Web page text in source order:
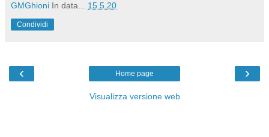
GMGhioni In data... 15.5.20
Condividi
‹ ›
Home page
Visualizza versione web